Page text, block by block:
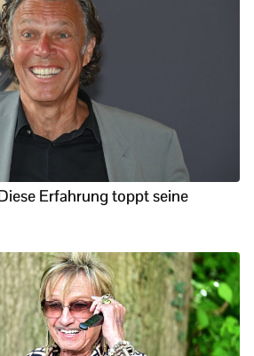
Erfahrung toppt seine